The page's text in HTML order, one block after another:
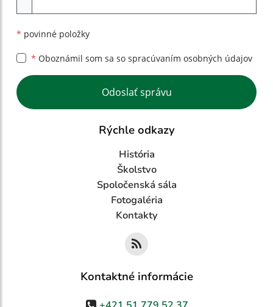
* povinné položky
* Oboznámil som sa so spracúvaním osobných údajov
Google reCaptcha Response
Odoslať správu
Rýchle odkazy
História
Školstvo
Spoločenská sála
Fotogaléria
Kontakty
Kontaktné informácie